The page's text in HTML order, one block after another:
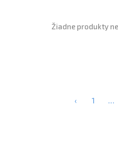
Žiadne produkty
‹ 1 …